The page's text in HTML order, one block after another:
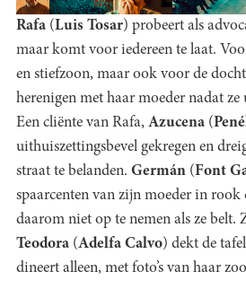
Rafa (Luis Tosar) probeert als
maar komt voor iedereen te laat.
en stiefzoon, maar ook voor de
herenigen met haar moeder nadat ze
Een cliënte van Rafa, Azucena (
uithuiszettingsbevel gekregen en
straat te belanden. Germán (Font
spaarcenten van zijn moeder in rook
daarom niet op te nemen als ze belt.
Teodora (Adelfa Calvo) dekt de
dineert alleen, met foto’s van haar